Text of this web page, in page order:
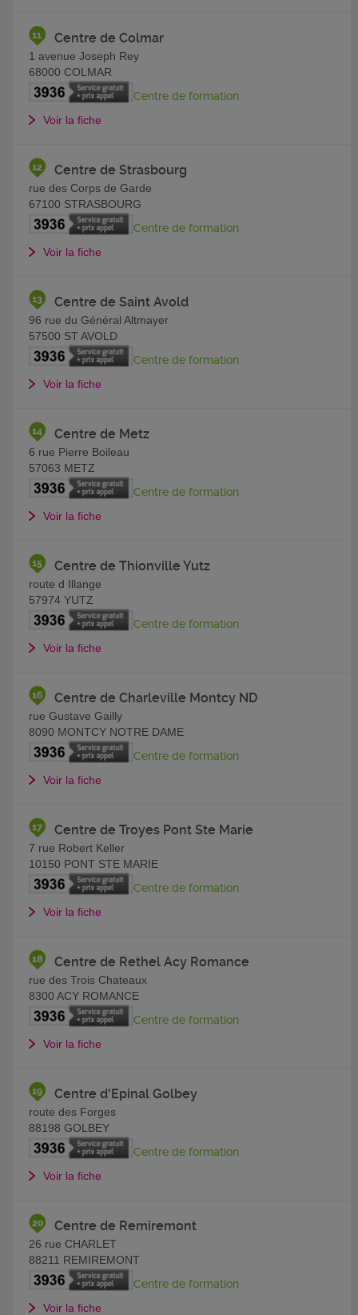
Centre de Colmar
1 avenue Joseph Rey
68000 COLMAR
Centre de formation
Voir la fiche
Centre de Strasbourg
rue des Corps de Garde
67100 STRASBOURG
Centre de formation
Voir la fiche
Centre de Saint Avold
96 rue du Général Altmayer
57500 ST AVOLD
Centre de formation
Voir la fiche
Centre de Metz
6 rue Pierre Boileau
57063 METZ
Centre de formation
Voir la fiche
Centre de Thionville Yutz
route d Illange
57974YUTZ
Centre de formation
Voir la fiche
Centre de Charleville Montcy ND
rue Gustave Gailly
8090 MONTCY NOTRE DAME
Centre de formation
Voir la fiche
Centre de Troyes Pont Ste Marie
7 rue Robert Keller
10150 PONT STE MARIE
Centre de formation
Voir la fiche
Centre de Rethel Acy Romance
rue des Trois Chateaux
8300 ACY ROMANCE
Centre de formation
Voir la fiche
Centre d'Epinal Golbey
route des Forges
88198 GOLBEY
Centre de formation
Voir la fiche
Centre de Remiremont
26 rue CHARLET
88211 REMIREMONT
Centre de formation
Voir la fiche